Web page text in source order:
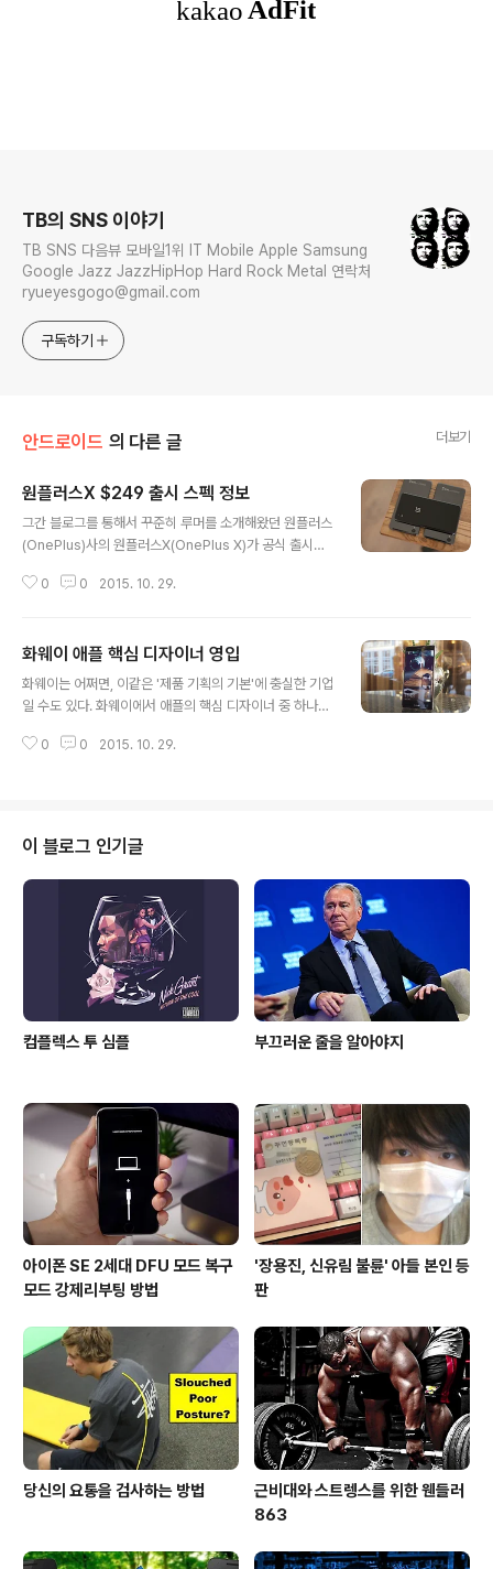
TB의 SNS 이야기
TB SNS 다음뷰 모바일1위 IT Mobile Apple Samsung
Google Jazz JazzHipHop Hard Rock Metal 연락처
ryueyesgogo@gmail.com
구독하기
안드로이드 의 다른 글 더보기
원플러스X $249 출시 스펙 정보
그간 블로그를 통해서 꾸준히 루머를 소개해왔던 원플러스
(OnePlus)사의 원플러스X(OnePlus X)가 공식 출시됐
oid 5.1.1Display5-inch 1920x1080 AMOLED (441
no 330 GPUStorage16GB eMMC v5.0 MicroSD
expandable up to 128GBSIMDual SIM slots or si
ngle SIM + MicroSD cardRAM3GB LPDDR3Rear
0 0 2015. 10. 29.
화웨이 애플 핵심 디자이너 영입
화웨이는 어쩌면, 이같은 '제품 기획의 기본'에 충실한 기업
일 수도 있다. 화웨이에서 애플의 핵심 디자이너 중 하나인
~ 2011년까지 10년간 애플에서 근무했으며 현재 애플의
Mac OS X, Mac 앱(파이널 컷 프로)까지의 디자인을 담
당했으며, 2011년 퇴사 후 eBay에서 eBay와 PayPal 글
로벌 디자인 부사장으로 지내왔다. 화웨이는 Abigail Bro
dy 영입과 함께 미국에 자사 US design studio 를 설
0 0 2015. 10. 29.
이 블로그 인기글
컴플렉스 투 심플 부끄러운 줄을 알아야지
아이폰 SE 2세대 DFU 모드 복구
모드 강제리부팅 방법
'장용진, 신유림 불륜' 아들 본인 등
판
당신의 요통을 검사하는 방법
근비대와 스트렝스를 위한 웬들러
863